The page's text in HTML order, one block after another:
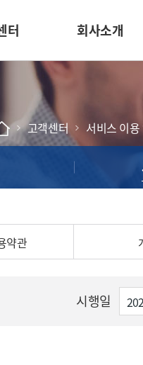
터
질문
회사소개
그룹 소개
자회사 소개
고객센터 서비스 이용
약관
시행일